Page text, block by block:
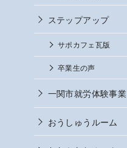
ステップアップ
サポカフェ瓦版
卒業生の声
一関市就労体験事業
おうしゅうルーム